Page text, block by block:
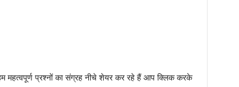
प्रश्नों का संग्रह नीचे शेयर कर रहे हैं आप क्लिक करके